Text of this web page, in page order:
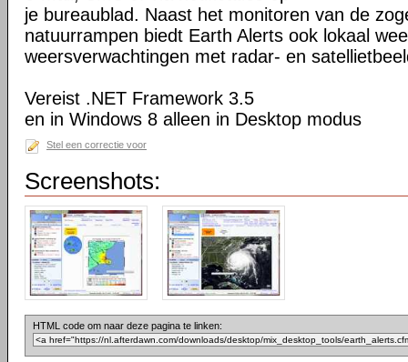
je bureaublad. Naast het monitoren van de
natuurrampen biedt Earth Alerts ook lokaal
weersverwachtingen met radar- en
Vereist .NET Framework 3.5
en in Windows 8 alleen in Desktop modus
Stel een correctie voor
Screenshots:
HTML code om naar deze pagina te linken: